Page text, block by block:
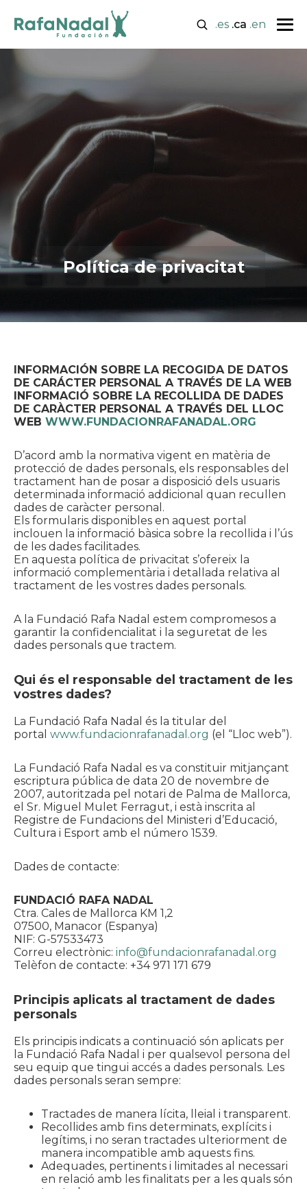
.es .ca .en
Política de privacitat
INFORMACIÓN SOBRE LA RECOGIDA DE DATOS
DE CARÁCTER PERSONAL A TRAVÉS DE LA WEB
INFORMACIÓ SOBRE LA RECOLLIDA DE DADES
DE CARÀCTER PERSONAL A TRAVÉS DEL LLOC
WEB WWW.FUNDACIONRAFANADAL.ORG
D’acord amb la normativa vigent en matèria de
protecció de dades personals, els responsables del
tractament han de posar a disposició dels usuaris
determinada informació addicional quan recullen
dades de caràcter personal.
Els formularis disponibles en aquest portal
inclouen la informació bàsica sobre la recollida i l’ús
de les dades facilitades.
En aquesta política de privacitat s’ofereix la
informació complementària i detallada relativa al
tractament de les vostres dades personals.
A la Fundació Rafa Nadal estem compromesos a
garantir la confidencialitat i la seguretat de les
dades personals que tractem.
Qui és el responsable del tractament de les
vostres dades?
La Fundació Rafa Nadal és la titular del
portal www.fundacionrafanadal.org (el “Lloc web”).
La Fundació Rafa Nadal es va constituir mitjançant
escriptura pública de data 20 de novembre de
2007, autoritzada pel notari de Palma de Mallorca,
el Sr. Miguel Mulet Ferragut, i està inscrita al
Registre de Fundacions del Ministeri d’Educació,
Cultura i Esport amb el número 1539.
Dades de contacte:
FUNDACIÓ RAFA NADAL
Ctra. Cales de Mallorca KM 1,2
07500, Manacor (Espanya)
NIF: G-57533473
Correu electrònic: info@fundacionrafanadal.org
Telèfon de contacte: +34 971 171 679
Principis aplicats al tractament de dades
personals
Els principis indicats a continuació són aplicats per
la Fundació Rafa Nadal i per qualsevol persona del
seu equip que tingui accés a dades personals. Les
dades personals seran sempre:
Tractades de manera lícita, lleial i transparent.
Recollides amb fins determinats, explícits i
legítims, i no seran tractades ulteriorment de
manera incompatible amb aquests fins.
Adequades, pertinents i limitades al necessari
en relació amb les finalitats per a les quals són